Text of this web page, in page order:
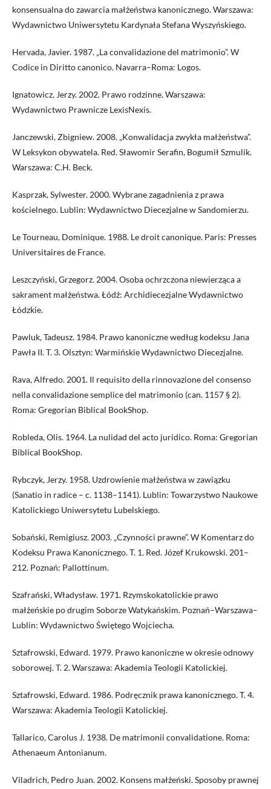
konsensualna do zawarcia małżeństwa kanonicznego. Warszawa:
Wydawnictwo Uniwersytetu Kardynała Stefana Wyszyńskiego.
Hervada, Javier. 1987. „La convalidazione del matrimonio”. W
Codice in Diritto canonico. Navarra–Roma: Logos.
Ignatowicz, Jerzy. 2002. Prawo rodzinne. Warszawa:
Wydawnictwo Prawnicze LexisNexis.
Janczewski, Zbigniew. 2008. „Konwalidacja zwykła małżeństwa”.
W Leksykon obywatela. Red. Sławomir Serafin, Bogumił Szmulik.
Warszawa: C.H. Beck.
Kasprzak, Sylwester. 2000. Wybrane zagadnienia z prawa
kościelnego. Lublin: Wydawnictwo Diecezjalne w Sandomierzu.
Le Tourneau, Dominique. 1988. Le droit canonique. Paris: Presses
Universitaires de France.
Leszczyński, Grzegorz. 2004. Osoba ochrzczona niewierząca a
sakrament małżeństwa. Łódź: Archidiecezjalne Wydawnictwo
Łódzkie.
Pawluk, Tadeusz. 1984. Prawo kanoniczne według kodeksu Jana
Pawła II. T. 3. Olsztyn: Warmińskie Wydawnictwo Diecezjalne.
Rava, Alfredo. 2001. Il requisito della rinnovazione del consenso
nella convalidazione semplice del matrimonio (can. 1157 § 2).
Roma: Gregorian Biblical BookShop.
Robleda, Olis. 1964. La nulidad del acto juridico. Roma: Gregorian
Biblical BookShop.
Rybczyk, Jerzy. 1958. Uzdrowienie małżeństwa w zawiązku
(Sanatio in radice – c. 1138–1141). Lublin: Towarzystwo Naukowe
Katolickiego Uniwersytetu Lubelskiego.
Sobański, Remigiusz. 2003. „Czynności prawne”. W Komentarz do
Kodeksu Prawa Kanonicznego. T. 1. Red. Józef Krukowski. 201–
212. Poznań: Pallottinum.
Szafrański, Władysław. 1971. Rzymskokatolickie prawo
małżeńskie po drugim Soborze Watykańskim. Poznań–Warszawa–
Lublin: Wydawnictwo Świętego Wojciecha.
Sztafrowski, Edward. 1979. Prawo kanoniczne w okresie odnowy
soborowej. T. 2. Warszawa: Akademia Teologii Katolickiej.
Sztafrowski, Edward. 1986. Podręcznik prawa kanonicznego. T. 4.
Warszawa: Akademia Teologii Katolickiej.
Tallarico, Carolus J. 1938. De matrimonii convalidatione. Roma:
Athenaeum Antonianum.
Viladrich, Pedro Juan. 2002. Konsens małżeński. Sposoby prawnej